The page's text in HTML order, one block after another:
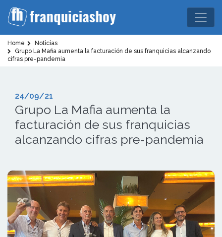
Home
Noticias
Grupo La Mafia aumenta la facturación de sus franquicias alcanzando
cifras pre-pandemia
24/09/21
Grupo La Mafia aumenta la
facturación de sus franquicias
alcanzando cifras pre-pandemia